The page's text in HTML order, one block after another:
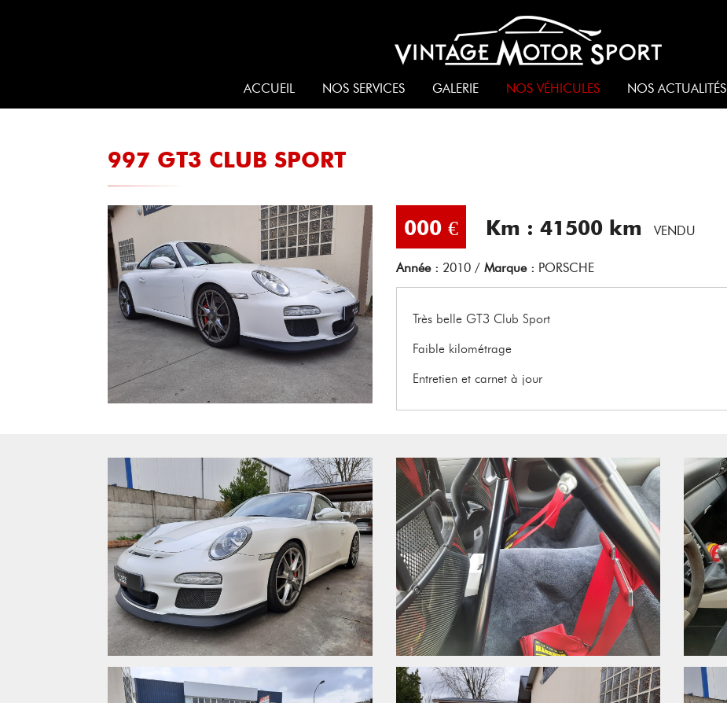
ACCUEIL NOS SERVICES GALERIE NOS VÉHICULES NOS ACTUALITÉS
997 GT3 CLUB SPORT
000 € Km : 41500 km VENDU
Année : 2010 / Marque : PORSCHE
Très belle GT3 Club Sport
Faible kilométrage
Entretien et carnet à jour